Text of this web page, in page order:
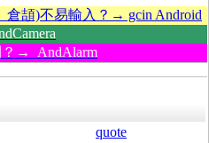
倉頡)不易輸入？→ gcin Android
？→ AndAlarm
quote